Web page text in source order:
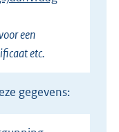
een
etc.
gegevens: